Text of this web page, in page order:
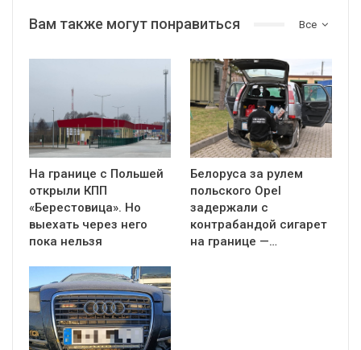
Все
Вам также могут понравиться
На границе с Польшей
открыли КПП
«Берестовица». Но
выехать через него
пока нельзя
Белоруса за рулем
польского Opel
задержали с
контрабандой сигарет
на границе —…